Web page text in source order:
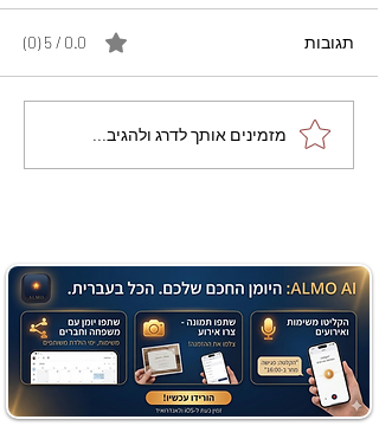
מתכון מנצח עוגת מייפל
שוקולד בחושה וקלה - זיוה
תגובות 0.0 / 5 ‏(0)
מזמינים אותך לדרג ולהגיב...